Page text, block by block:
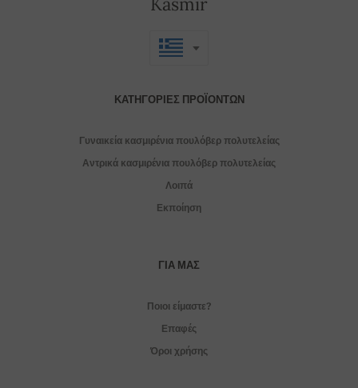
ΚΑΤΗΓΟΡΊΕΣ ΠΡΟΪΌΝΤΩΝ
Γυναικεία κασμιρένια πουλόβερ πολυτελείας
Αντρικά κασμιρένια πουλόβερ πολυτελείας
Λοιπά
Εκποίηση
ΓΙΑ ΜΑΣ
Ποιοι είμαστε?
Επαφές
Όροι χρήσης